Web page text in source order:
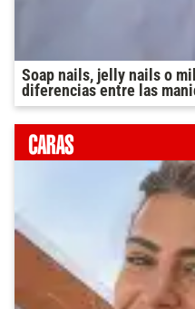
Soap nails, jelly nails o
diferencias entre las